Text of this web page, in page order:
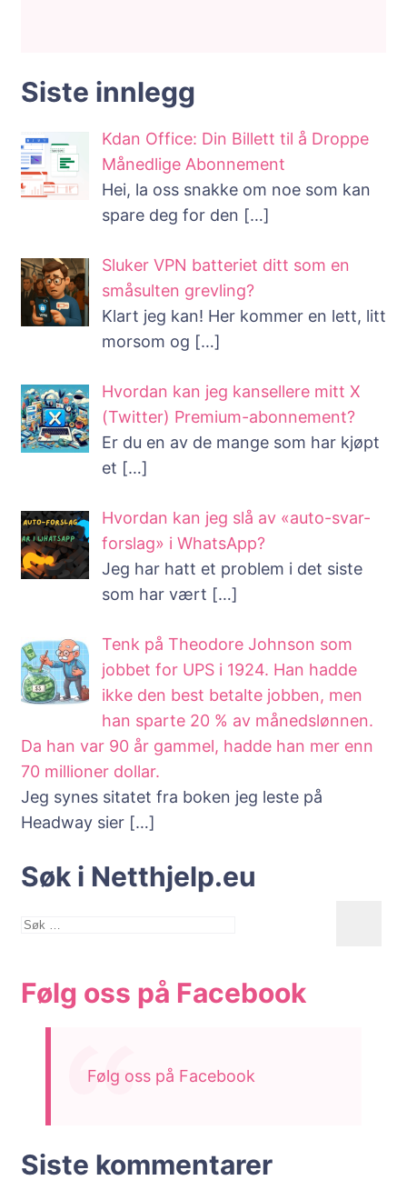
Siste innlegg
Kdan Office: Din Billett til å Droppe
Månedlige Abonnement
Hei, la oss snakke om noe som kan
spare deg for den […]
Sluker VPN batteriet ditt som en
småsulten grevling?
Klart jeg kan! Her kommer en lett, litt
morsom og […]
Hvordan kan jeg kansellere mitt X
(Twitter) Premium-abonnement?
Er du en av de mange som har kjøpt
et […]
Hvordan kan jeg slå av «auto-svar-
forslag» i WhatsApp?
Jeg har hatt et problem i det siste
som har vært […]
Tenk på Theodore Johnson som
jobbet for UPS i 1924. Han hadde
ikke den best betalte jobben, men
han sparte 20 % av månedslønnen.
Da han var 90 år gammel, hadde han mer enn
70 millioner dollar.
Jeg synes sitatet fra boken jeg leste på
Headway sier […]
Søk i Netthjelp.eu
Søk
Følg oss på Facebook
Følg oss på Facebook
Siste kommentarer